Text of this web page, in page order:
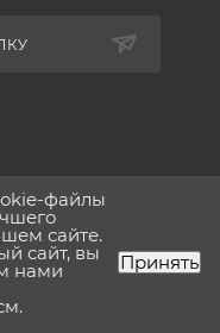
на сайте
файлы
сайте.
сайт, вы
нами Принять